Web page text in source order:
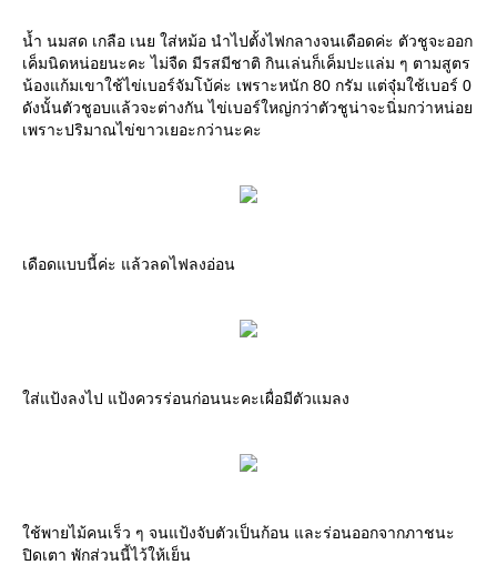
น้ำ นมสด เกลือ เนย ใส่หม้อ นำไปตั้งไฟกลางจนเดือดค่ะ ตัวชูจะออก
เค็มนิดหน่อยนะคะ ไม่จืด มีรสมีชาติ กินเล่นก็เค็มปะแล่ม ๆ ตามสูตร
น้องแก้มเขาใช้ไข่เบอร์จัมโบ้ค่ะ เพราะหนัก 80 กรัม แต่จุ๋มใช้เบอร์ 0
ดังนั้นตัวชูอบแล้วจะต่างกัน ไข่เบอร์ใหญ่กว่าตัวชูน่าจะนิ่มกว่าหน่อย
เพราะปริมาณไข่ขาวเยอะกว่านะคะ
เดือดแบบนี้ค่ะ แล้วลดไฟลงอ่อน
ใส่แป้งลงไป แป้งควรร่อนก่อนนะคะเผื่อมีตัวแมลง
ใช้พายไม้คนเร็ว ๆ จนแป้งจับตัวเป็นก้อน และร่อนออกจากภาชนะ
ปิดเตา พักส่วนนี้ไว้ให้เย็น